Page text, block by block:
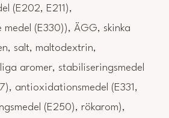
(E202, E211),
medel (E330)), ÄGG, skinka
salt, maltodextrin,
aromer, stabiliseringsmedel
antioxidationsmedel (E331,
(E250), rökarom),